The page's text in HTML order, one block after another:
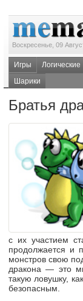
Воскресенье, 09
Игры Логические
Шарики
Братья
с их участием
продолжается и
монстров свою
дракона — это
такую ловушку,
безопасным.